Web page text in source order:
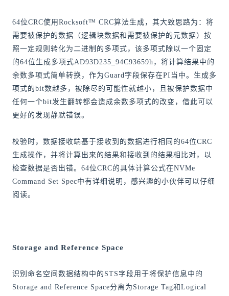
64位CRC使用Rocksoft™ CRC算法生成，其大致思路为：将
需要被保护的数据（逻辑块数据和需要被保护的元数据）按
照一定规则转化为二进制的多项式，该多项式除以一个固定
的64位生成多项式AD93D235_94C93659h，将计算结果中的
余数多项式简单转换，作为Guard字段保存在PI当中。生成多
项式的bit数越多，被除尽的可能性就越小，且被保护数据中
任何一个bit发生翻转都会造成余数多项式的改变，借此可以
更好的发现静默错误。
校验时，数据接收端基于接收到的数据进行相同的64位CRC
生成操作，并将计算出来的结果和接收到的结果相比对，以
检查数据是否出错。64位CRC的具体计算公式在NVMe
Command Set Spec中有详细说明，感兴趣的小伙伴可以仔细
阅读。
Storage and Reference Space
识别命名空间数据结构中的STS字段用于将保护信息中的
Storage and Reference Space分离为Storage Tag和Logical